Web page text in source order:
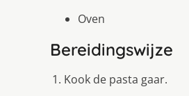
Oven
Bereidingswijze
Kook de pasta gaar.